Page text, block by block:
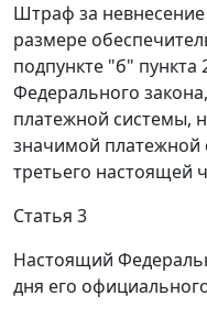
Штраф за
размере
подпункте "б" пункта
Федерального
платежной системы,
значимой платежной
третьего настоящей
Статья 3
Настоящий
дня его